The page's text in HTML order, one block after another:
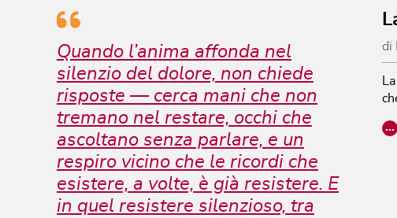
Quando l’anima affonda nel
silenzio del dolore, non chiede
risposte — cerca mani che non
tremano nel restare, occhi che
ascoltano senza parlare, e un
respiro vicino che le ricordi che
esistere, a volte, è già resistere. E
in quel resistere silenzioso, tra
di
…